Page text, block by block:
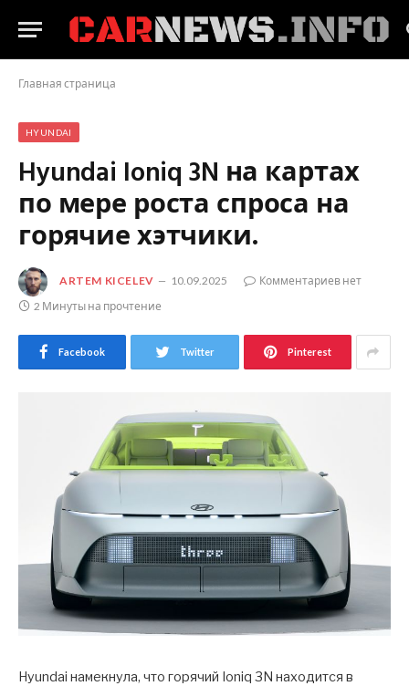
Главная страница
HYUNDAI
Hyundai Ioniq 3N на картах
по мере роста спроса на
горячие хэтчики.
ARTEM KICELEV 10.09.2025
Комментариев нет
2 Минуты на прочтение
Facebook Twitter Pinterest
Hyundai намекнула, что горячий Ioniq 3N находится в